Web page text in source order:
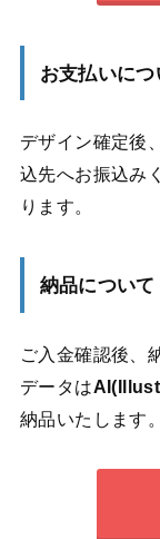
お支払いにつ
デザイン確定後
込先へお振込み
ります。
納品について
ご入金確認後、
データは
納品いたします。